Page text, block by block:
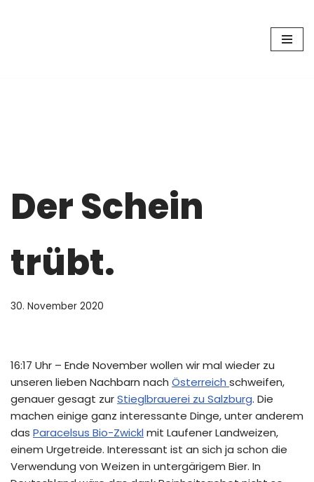
Der Schein
trübt.
30. November 2020
16:17 Uhr – Ende November wollen wir mal wieder zu
unseren lieben Nachbarn nach Österreich schweifen,
genauer gesagt zurStieglbrauerei zu Salzburg. Die
machen einige ganz interessante Dinge, unter anderem
das Paracelsus Bio-Zwickl mit Laufener Landweizen,
einem Urgetreide. Interessant ist an sich ja schon die
Verwendung von Weizen in untergärigem Bier. In